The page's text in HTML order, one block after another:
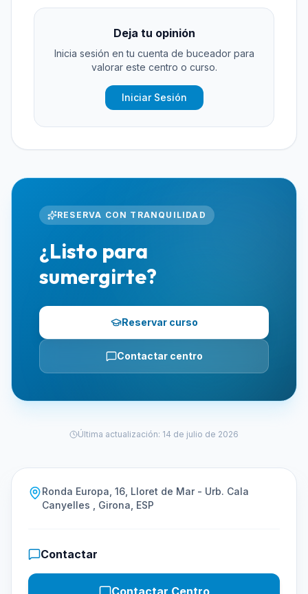
Deja tu opinión
Inicia sesión en tu cuenta de buceador para
valorar este centro o curso.
Iniciar Sesión
RESERVA CON TRANQUILIDAD
¿Listo para
sumergirte?
Reservar curso
Contactar centro
Última actualización: 14 de julio de 2026
Ronda Europa, 16, Lloret de Mar - Urb. Cala
Canyelles , Girona, ESP
Contactar
Contactar Centro